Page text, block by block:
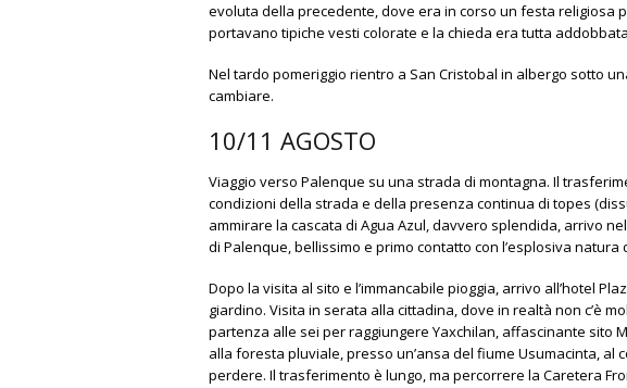
evoluta della precedente, dove era in corso un festa religiosa
portavano tipiche vesti colorate e la chieda era tutta
Nel tardo pomeriggio rientro a San Cristobal in albergo sotto
cambiare.
10/11 AGOSTO
Viaggio verso Palenque su una strada di montagna. Il
condizioni della strada e della presenza continua di topes
ammirare la cascata di Agua Azul, davvero splendida, arrivo
di Palenque, bellissimo e primo contatto con l’esplosiva natura
Dopo la visita al sito e l’immancabile pioggia, arrivo all’hotel
giardino. Visita in serata alla cittadina, dove in realtà non c’è
partenza alle sei per raggiungere Yaxchilan, affascinante sito
alla foresta pluviale, presso un’ansa del fiume Usumacinta, al
perdere. Il trasferimento è lungo, ma percorrere la Caretera